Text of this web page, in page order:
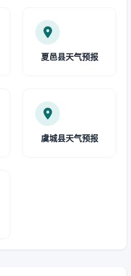
夏邑县天气预报
虞城县天气预报